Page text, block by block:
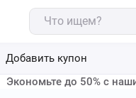
Добавить купон
Экономьте до 50% с